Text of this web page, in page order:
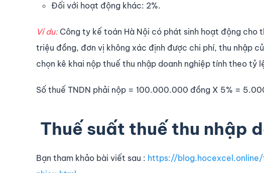
Đối với hoạt động khác: 2%.
Ví du:Công ty kế toán Hà Nội có phát sinh hoạt động cho
triệu đồng, đơn vị không xác định được chi phí, thu nhập
chọn kê khai nộp thuế thu nhập doanh nghiệp tính theo tỷ
Số thuế TNDN phải nộp = 100.000.000 đồng X 5% =
Thuế suất thuế thu nhập
Bạn tham khảo bài viết sau : https://